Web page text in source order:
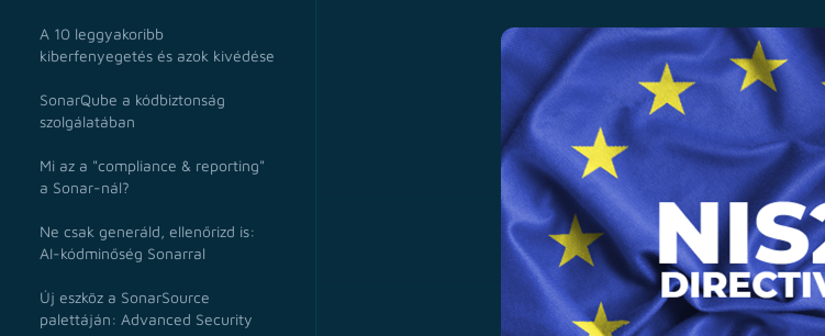
A 10 leggyakoribb
kiberfenyegetés és azok kivédése
SonarQube a kódbiztonság
szolgálatában
Mi az a "compliance & reporting"
a Sonar-nál?
Ne csak generáld, ellenőrizd is:
AI-kódminőség Sonarral
Új eszköz a SonarSource
palettáján: Advanced Security